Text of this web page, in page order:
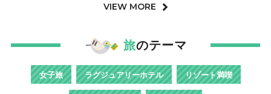
VIEW MORE
旅のテーマ
女子旅 ラグジュアリーホテル リゾート満喫